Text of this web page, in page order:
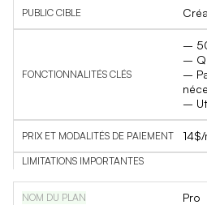
–
–
–
–
Pro